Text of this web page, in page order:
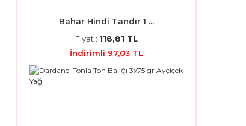
Bahar Hindi Tandır 1 ...
Fiyat : 118,81 TL
İndirimli 97,03 TL